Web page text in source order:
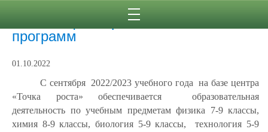
Реализация образовательных
программ
01.10.2022
С сентября 2022/2023 учебного года на базе центра
«Точка роста» обеспечивается образовательная
деятельность по учебным предметам физика 7-9 классы,
химия 8-9 классы, биология 5-9 классы, технология 5-9